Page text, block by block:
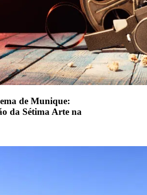
de Munique:
da Sétima Arte na